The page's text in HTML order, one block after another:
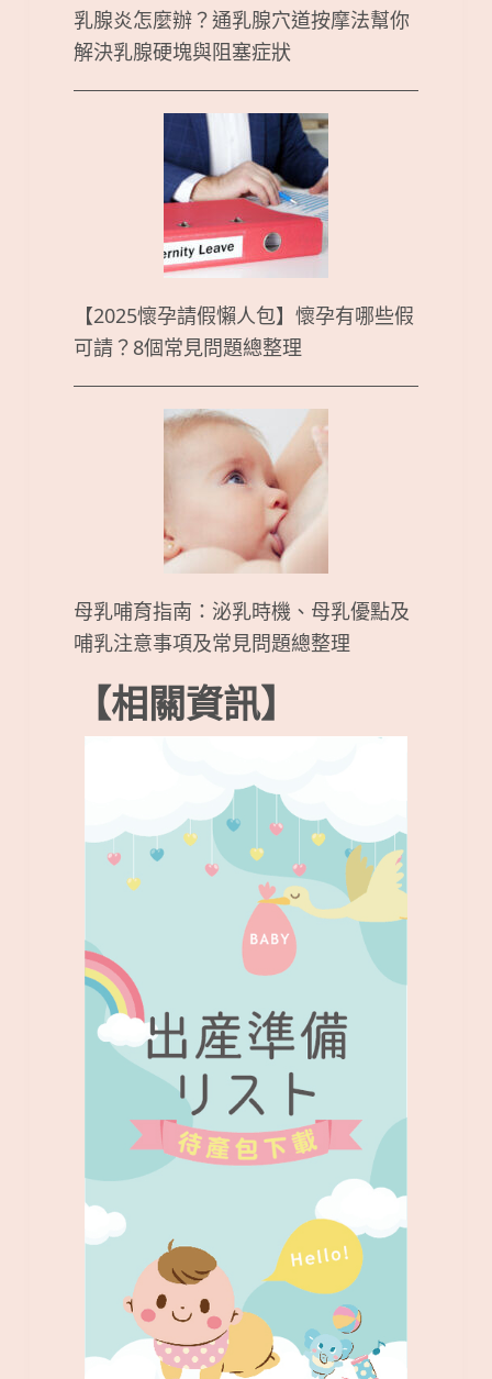
乳腺炎怎麼辦？通乳腺穴道按摩法幫你
解決乳腺硬塊與阻塞症狀
【2025懷孕請假懶人包】懷孕有哪些假
可請？8個常見問題總整理
母乳哺育指南：泌乳時機、母乳優點及
哺乳注意事項及常見問題總整理
【相關資訊】